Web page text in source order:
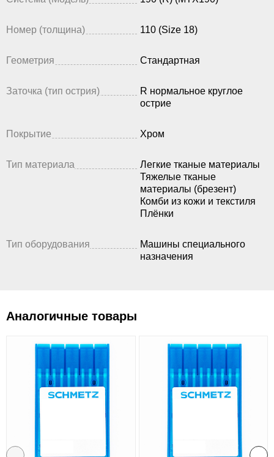
Номер (толщина) 110 (Size 18)
Геометрия Стандартная
Заточка (тип острия)
R нормальное круглое
острие
Покрытие Хром
Тип материала
Легкие тканые материалы
Тяжелые тканые
материалы (брезент)
Комби из кожи и текстиля
Плёнки
Тип оборудования
Машины специального
назначения
Аналогичные товары